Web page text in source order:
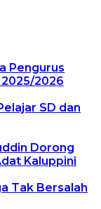
Pengurus
2025/2026
SD dan
Dorong
Kaluppini
Tak Bersalah